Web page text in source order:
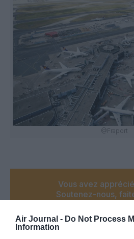
Air Journal - Do Not Process
Information
@Fraport
Vous avez
Soutenez-nous,